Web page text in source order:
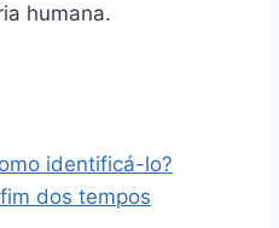
humana.
identificá-lo?
dos tempos